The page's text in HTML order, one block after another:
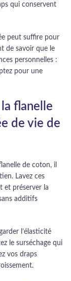
qui conservent
peut suffire pour
de savoir que le
personnelles :
pour une
flanelle
de vie de
de coton, il
Lavez ces
et préserver la
additifs
l’élasticité
le surséchage qui
vos draps